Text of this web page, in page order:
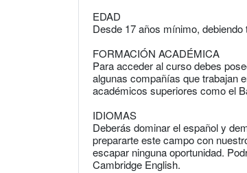
EDAD
Desde 17 años mínimo,
FORMACIÓN ACADÉMICA
Para acceder al curso debes
algunas compañías que trabajan
académicos superiores como el
IDIOMAS
Deberás dominar el español y
prepararte este campo con
escapar ninguna oportunidad.
Cambridge English.